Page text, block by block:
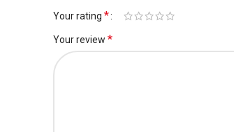
Your rating *
Your review *